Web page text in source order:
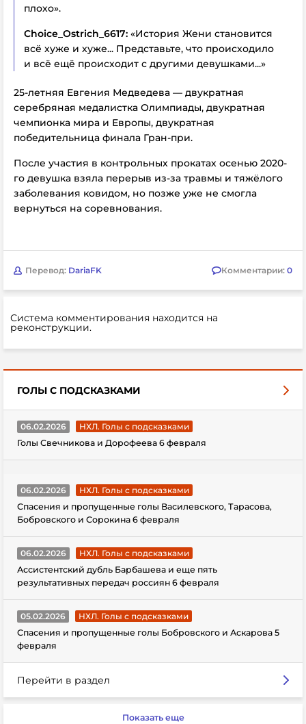
плохо».
Choice_Ostrich_6617: «История Жени становится
всё хуже и хуже... Представьте, что происходило
и всё ещё происходит с другими девушками...»
25-летняя Евгения Медведева — двукратная
серебряная медалистка Олимпиады, двукратная
чемпионка мира и Европы, двукратная
победительница финала Гран-при.
После участия в контрольных прокатах осенью 2020-
го девушка взяла перерыв из-за травмы и тяжёлого
заболевания ковидом, но позже уже не смогла
вернуться на соревнования.
Перевод: DariaFK Комментарии: 0
Система комментирования находится на
реконструкции.
ГОЛЫ С ПОДСКАЗКАМИ
06.02.2026
НХЛ. Голы с подсказками
Голы Свечникова и Дорофеева 6 февраля
06.02.2026
НХЛ. Голы с подсказками
Спасения и пропущенные голы Василевского, Тарасова,
Бобровского и Сорокина 6 февраля
06.02.2026
НХЛ. Голы с подсказками
Ассистентский дубль Барбашева и еще пять
результативных передач россиян 6 февраля
05.02.2026
НХЛ. Голы с подсказками
Спасения и пропущенные голы Бобровского и Аскарова 5
февраля
Перейти в раздел
Показать еще